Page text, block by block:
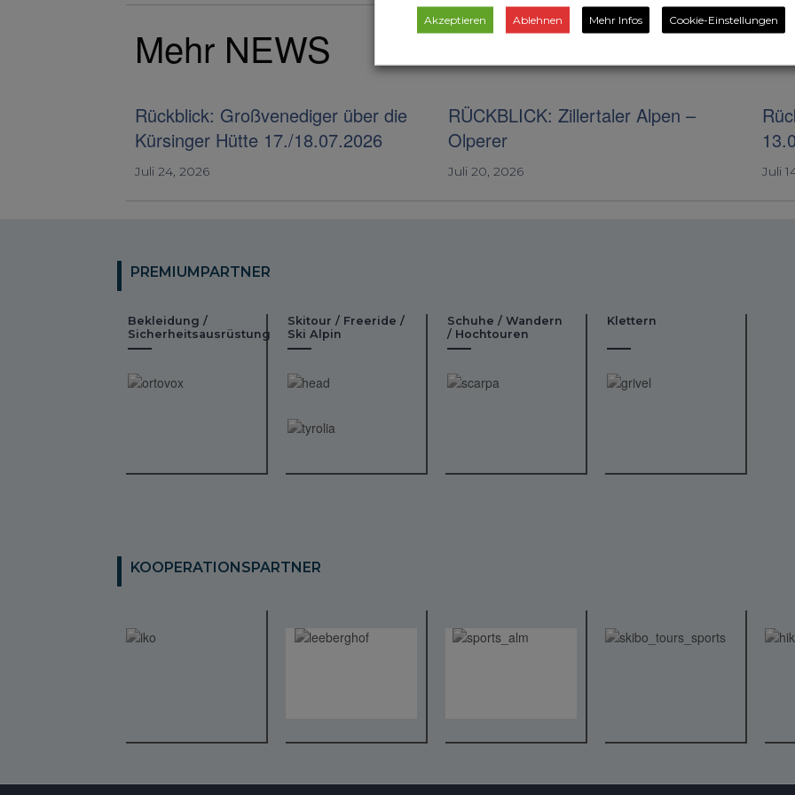
Mehr NEWS
Rückblick: Großvenediger über die
Kürsinger Hütte 17./18.07.2026
Juli 24, 2026
RÜCKBLICK: Zillertaler Alpen –
Olperer
Juli 20, 2026 Juli
PREMIUMPARTNER
Bekleidung /
Sicherheitsausrüstung
Skitour / Freeride /
Ski Alpin
Schuhe / Wandern
/ Hochtouren
Klettern
KOOPERATIONSPARTNER
Akzeptieren Ablehnen Mehr Infos Cookie-Einstellungen